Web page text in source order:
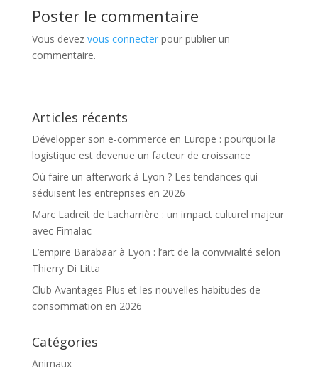
Poster le commentaire
Vous devez vous connecterpour publier un
commentaire.
Articles récents
Développer son e-commerce en Europe : pourquoi la
logistique est devenue un facteur de croissance
Où faire un afterwork à Lyon ? Les tendances qui
séduisent les entreprises en 2026
Marc Ladreit de Lacharrière : un impact culturel majeur
avec Fimalac
L’empire Barabaar à Lyon : l’art de la convivialité selon
Thierry Di Litta
Club Avantages Plus et les nouvelles habitudes de
consommation en 2026
Catégories
Animaux